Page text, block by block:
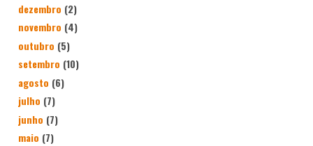
dezembro (2)
novembro (4)
outubro (5)
setembro (10)
agosto (6)
julho (7)
junho (7)
maio (7)